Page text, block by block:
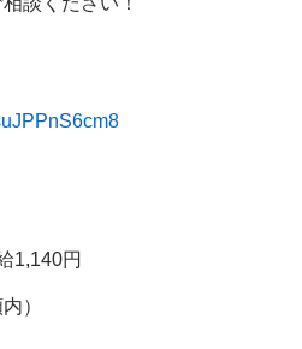
1,140円
）